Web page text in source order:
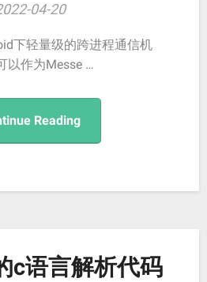
04-20
下轻量级的跨进程通信机
以作为Messe …
Reading
c语言解析代码